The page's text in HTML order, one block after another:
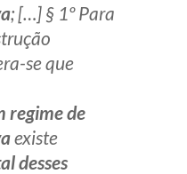
; […] § 1º Para
se que
regime de
existe
desses